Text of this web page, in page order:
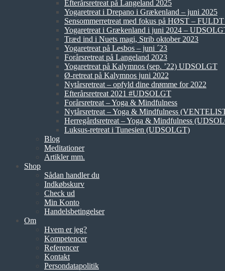
Efterårsretreat på Langeland 2025
Yogaretreat i Drepano i Grækenland – juni 2025
Sensommerretreat med fokus på HØST –
Yogaretreat i Grækenland i juni 2024 –
Træd ind i Nuets magi, Strib oktober 2023
Yogaretreat på Lesbos – juni ´23
Forårsretreat på Langeland 2023
Yogaretreat på Kalymnos (sep. ’22) UDSOLGT
Ø-retreat på Kalymnos juni 2022
Nytårsretreat – opfyld dine drømme for 2022
Efterårsretreat 2021 #UDSOLGT
Forårsretreat – Yoga & Mindfulness
Nytårsretreat – Yoga & Mindfulness
Herregårdsretreat – Yoga & Mindfulness
Luksus-retreat i Tunesien (UDSOLGT)
Blog
Meditationer
Artikler mm.
Shop
Sådan handler du
Indkøbskurv
Check ud
Min Konto
Handelsbetingelser
Om
Hvem er jeg?
Kompetencer
Referencer
Kontakt
Persondatapolitik